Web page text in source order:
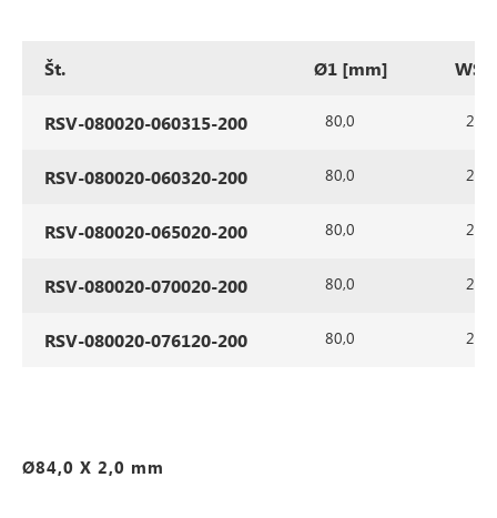
Št. Ø1 [mm]
RSV-080020-060315-200 80,0 2,0
RSV-080020-060320-200 80,0 2,0
RSV-080020-065020-200 80,0 2,0
RSV-080020-070020-200 80,0 2,0
RSV-080020-076120-200 80,0 2,0
Ø84,0 X 2,0 mm